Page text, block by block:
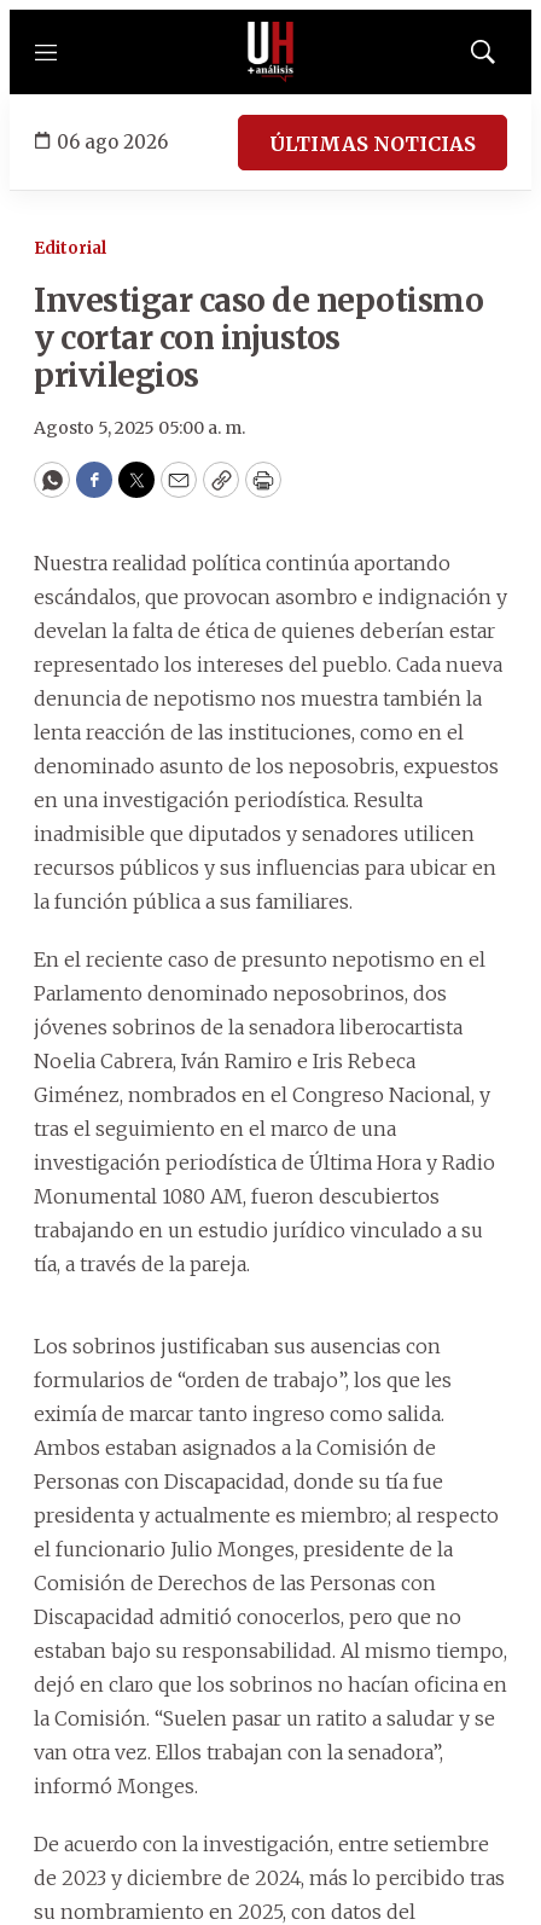
Menú
Mostrar
06 ago 2026 ÚLTIMAS NOTICIAS
Editorial
Investigar caso de nepotismo
y cortar con injustos
privilegios
Agosto 5, 2025 05:00 a. m.
WhatsApp
Facebook
Twitter
EmailCopyPrint
Nuestra realidad política continúa aportando
escándalos, que provocan asombro e indignación y
develan la falta de ética de quienes deberían estar
representado los intereses del pueblo. Cada nueva
denuncia de nepotismo nos muestra también la
lenta reacción de las instituciones, como en el
denominado asunto de los neposobris, expuestos
en una investigación periodística. Resulta
inadmisible que diputados y senadores utilicen
recursos públicos y sus influencias para ubicar en
la función pública a sus familiares.
En el reciente caso de presunto nepotismo en el
Parlamento denominado neposobrinos, dos
jóvenes sobrinos de la senadora liberocartista
Noelia Cabrera, Iván Ramiro e Iris Rebeca
Giménez, nombrados en el Congreso Nacional, y
tras el seguimiento en el marco de una
investigación periodística de Última Hora y Radio
Monumental 1080 AM, fueron descubiertos
trabajando en un estudio jurídico vinculado a su
tía, a través de la pareja.
Los sobrinos justificaban sus ausencias con
formularios de “orden de trabajo”, los que les
eximía de marcar tanto ingreso como salida.
Ambos estaban asignados a la Comisión de
Personas con Discapacidad, donde su tía fue
presidenta y actualmente es miembro; al respecto
el funcionario Julio Monges, presidente de la
Comisión de Derechos de las Personas con
Discapacidad admitió conocerlos, pero que no
estaban bajo su responsabilidad. Al mismo tiempo,
dejó en claro que los sobrinos no hacían oficina en
la Comisión. “Suelen pasar un ratito a saludar y se
van otra vez. Ellos trabajan con la senadora”,
informó Monges.
De acuerdo con la investigación, entre setiembre
de 2023 y diciembre de 2024, más lo percibido tras
su nombramiento en 2025, con datos del